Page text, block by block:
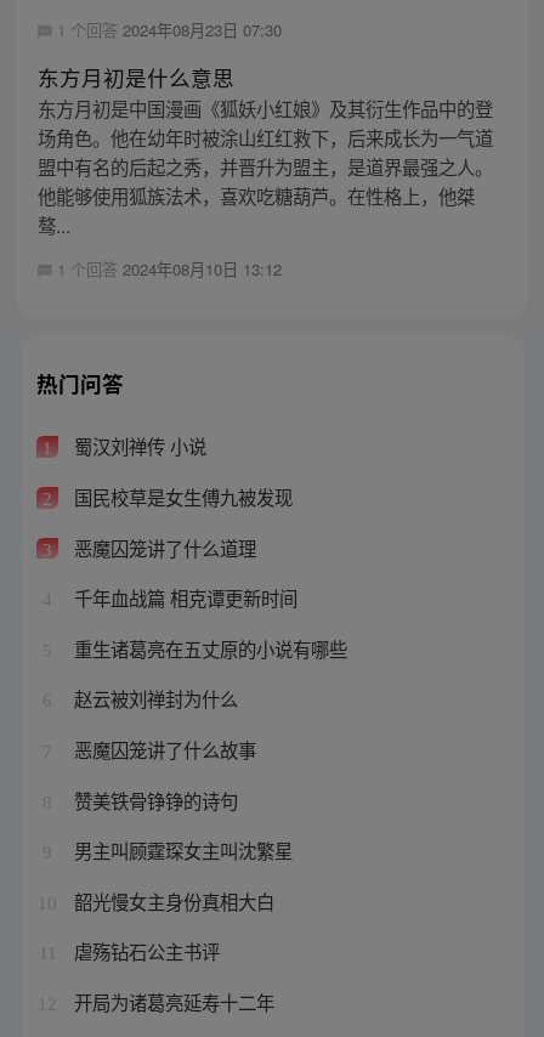
1 个回答 2024年08月23日 07:30
东方月初是什么意思
东方月初是中国漫画《狐妖小红娘》及其衍生作品中的登
场角色。他在幼年时被涂山红红救下，后来成长为一气道
盟中有名的后起之秀，并晋升为盟主，是道界最强之人。
他能够使用狐族法术，喜欢吃糖葫芦。在性格上，他桀
骜...
1 个回答 2024年08月10日 13:12
热门问答
1 蜀汉刘禅传 小说
2 国民校草是女生傅九被发现
3 恶魔囚笼讲了什么道理
4 千年血战篇 相克谭更新时间
5 重生诸葛亮在五丈原的小说有哪些
6 赵云被刘禅封为什么
7 恶魔囚笼讲了什么故事
8 赞美铁骨铮铮的诗句
9 男主叫顾霆琛女主叫沈繁星
10 韶光慢女主身份真相大白
虐殇钻石公主书评
12 开局为诸葛亮延寿十二年